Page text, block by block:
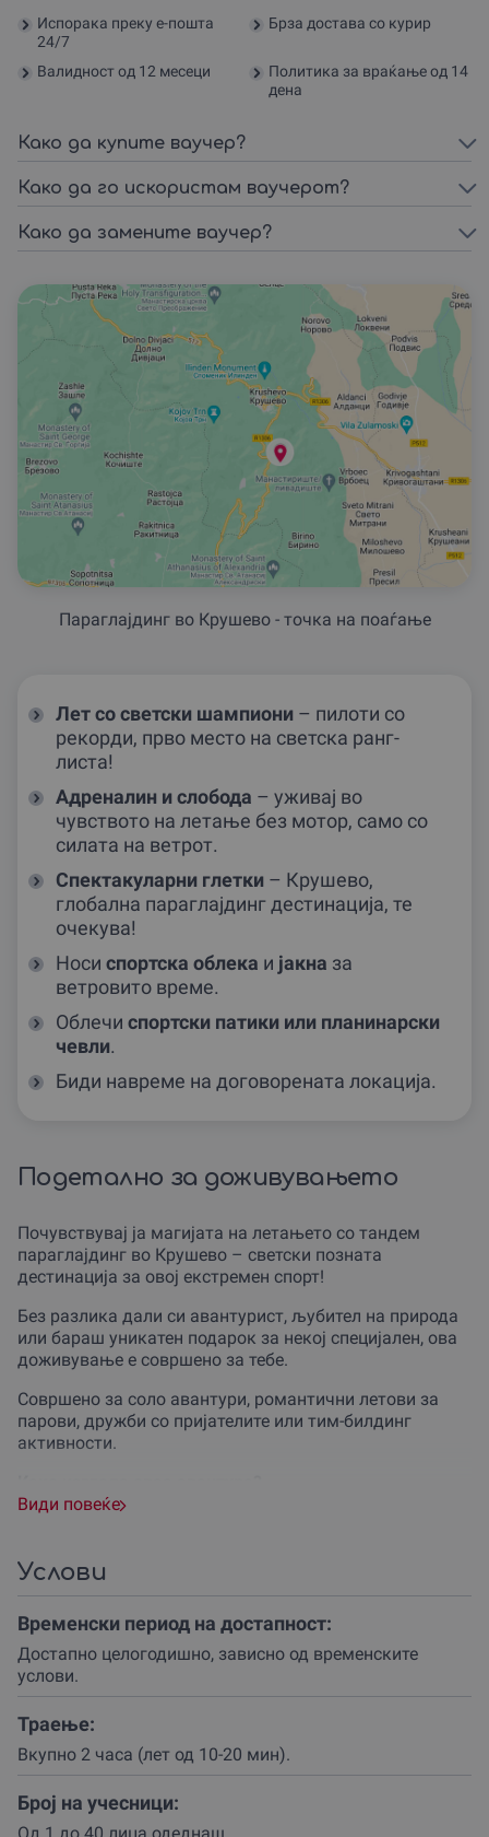
Испорака преку е-пошта
24/7
Брза достава со курир
Валидност од 12 месеци
Политика за враќање од 14
дена
Како да купите ваучер?
Како да го искористам ваучерот?
Како да замените ваучер?
Параглаjдинг во Крушево - точка на поаѓање
Лет со светски шампиони – пилоти со
рекорди, прво место на светска ранг-
листа!
Адреналин и слобода – уживај во
чувството на летање без мотор, само со
силата на ветрот.
Спектакуларни глетки – Крушево,
глобална параглајдинг дестинација, те
очекува!
Носи спортска облека и јакна за
ветровито време.
Облечи спортски патики или планинарски
чевли.
Биди навреме на договорената локација.
Подетално за доживувањето
Почувствувај ја магијата на летањето со тандем
параглајдинг во Крушево – светски позната
дестинација за овој екстремен спорт!
Без разлика дали си авантурист, љубител на природа
или бараш уникатен подарок за некој специјален, ова
доживување е совршено за тебе.
Совршено за соло авантури, романтични летови за
парови, дружби со пријателите или тим-билдинг
активности.
По пристигнувањето на договорената локација, те
Со неколку чекори на ветровит ден или добар залет на
потивок ден – веќе си во воздух!
временските услови.
Додека се вивнуваш низ облаците, уживај во погледот
кон прекрасните пејзажи на Крушево.
Во цената се вклучени фотографии и видео, за да го
Види повеќе
Услови
Временски период на достапност:
Достапно целогодишно, зависно од временските
услови.
Траење:
Вкупно 2 часа (лет од 10-20 мин).
Број на учесници: